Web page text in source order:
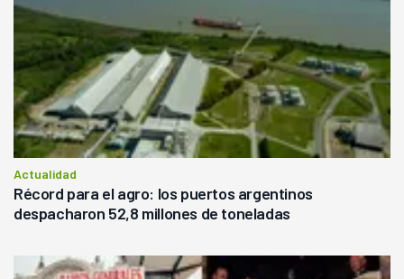
Actualidad
Récord para el agro: los puertos argentinos
despacharon 52,8 millones de toneladas